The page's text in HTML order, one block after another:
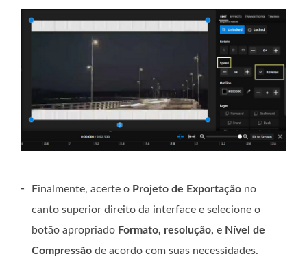
- Finalmente, acerte o Projeto de Exportação no
canto superior direito da interface e selecione o
botão apropriado Formato, resolução, e Nível de
Compressão de acordo com suas necessidades.